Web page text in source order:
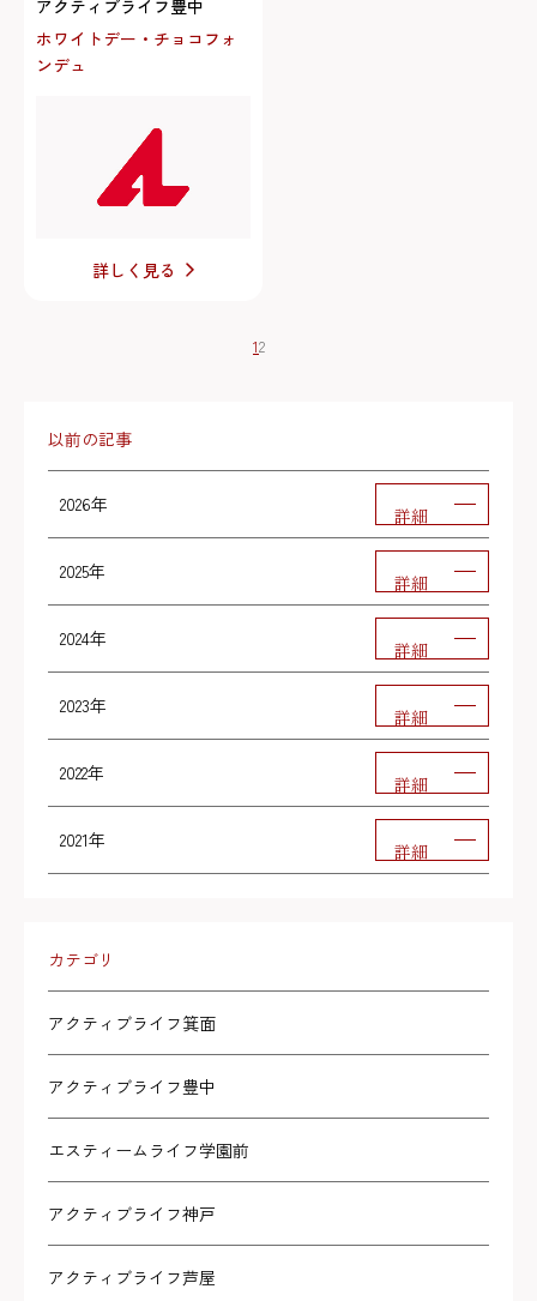
アクティブライフ豊中
ホワイトデー・チョコフォ
ンデュ
詳しく見る
12
以前の記事
2026年 詳細
2025年 詳細
2024年 詳細
2023年 詳細
2022年 詳細
2021年 詳細
カテゴリ
アクティブライフ箕面
アクティブライフ豊中
エスティームライフ学園前
アクティブライフ神戸
アクティブライフ芦屋